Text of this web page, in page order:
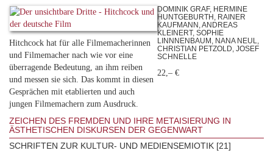
Hitchcock hat für alle Filmemacherinnen
und Filmemacher nach wie vor eine
überragende Bedeutung, an ihm reiben
und messen sie sich. Das kommt in diesen
Gesprächen mit etablierten und auch
jungen Filmemachern zum Ausdruck.
DOMINIK GRAF, HERMINE
HUNTGEBURTH, RAINER
KAUFMANN, ANDREAS
KLEINERT, SOPHIE
LINNNENBAUM, NANA NEUL,
CHRISTIAN PETZOLD, JOSEF
SCHNELLE
22,– €
ZEICHEN DES FREMDEN UND IHRE METAISIERUNG IN
ÄSTHETISCHEN DISKURSEN DER GEGENWART
SCHRIFTEN ZUR KULTUR- UND MEDIENSEMIOTIK [21]